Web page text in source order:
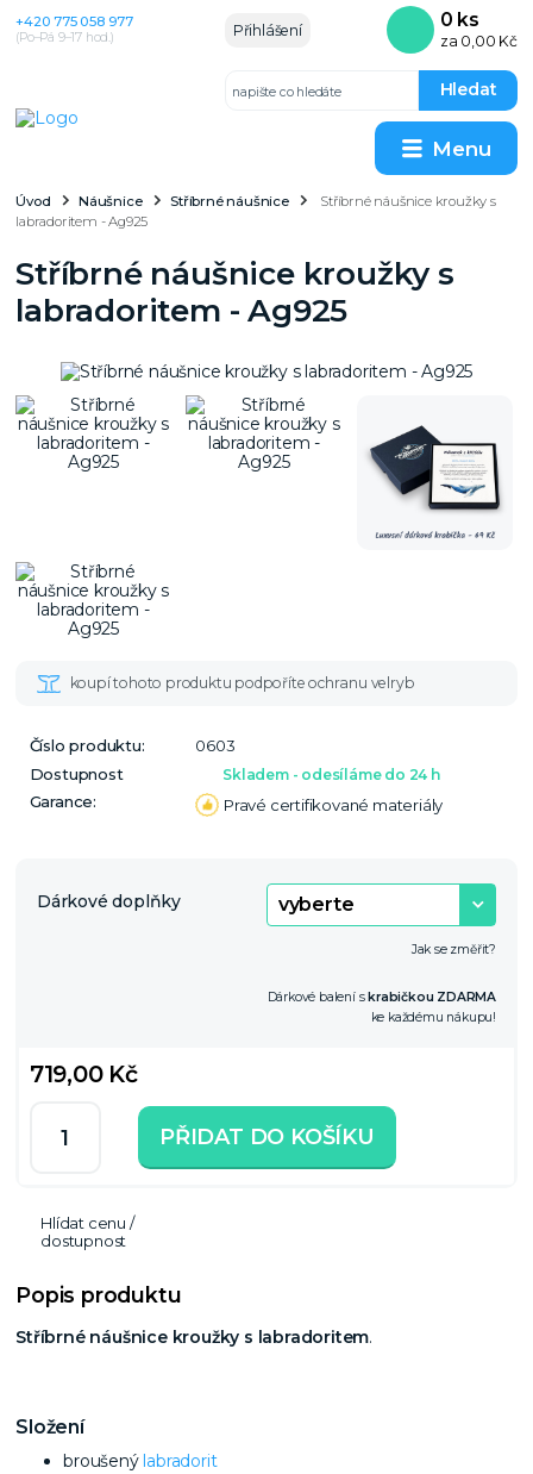
Menu
Přihlášení
Hledat
+420 775 058 977
(Po–Pá 9–17 hod.)
0 ks
za 0,00 Kč
Úvod Náušnice Stříbrné náušnice
Stříbrné náušnice kroužky s
labradoritem - Ag925
Stříbrné náušnice kroužky s
labradoritem - Ag925
Číslo produktu:
0603
Dostupnost
Skladem - odesíláme do 24 h
Garance: Pravé certifikované materiály
Dárkové doplňky
Jak se změřit?
Dárkové balení skrabičkou ZDARMA
ke každému nákupu!
719,00 Kč
PŘIDAT DO KOŠÍKU
Hlídat cenu /
dostupnost
Popis produktu
Stříbrné náušnice kroužky s labradoritem.
Složení
broušený labradorit